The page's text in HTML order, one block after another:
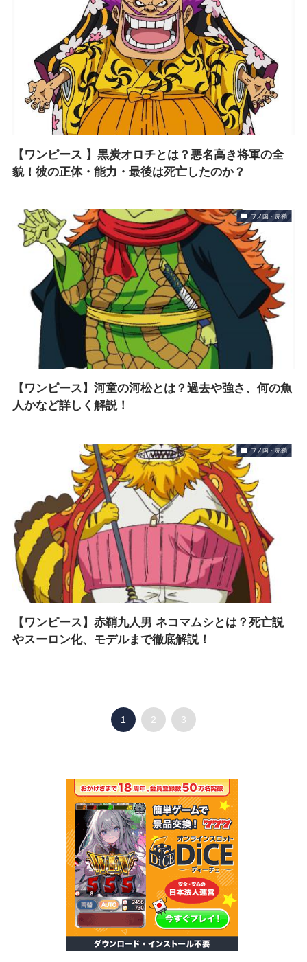
【ワンピース 】黒炭オロチとは？悪名高き将軍の全
貌！彼の正体・能力・最後は死亡したのか？
ワノ国・赤鞘
【ワンピース】河童の河松とは？過去や強さ、何の魚
人かなど詳しく解説！
ワノ国・赤鞘
【ワンピース】赤鞘九人男 ネコマムシとは？死亡説
やスーロン化、モデルまで徹底解説！
1 2 3